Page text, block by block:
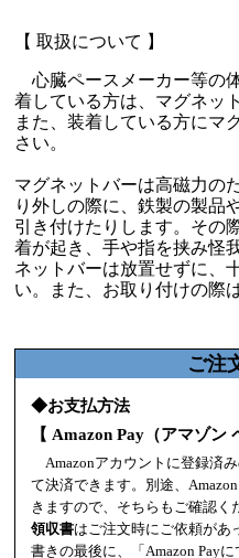
【 取扱について 】
心臓ペースメーカー等の
着している方は、マグネッ
また、装着している方にマ
さい。
マグネットバーは高磁力の
り外しの際に、鉄製の製品
引き付けたりします。その
着が起き、手や指を挟み怪
ネットバーは放置せずに、
い。また、お取り付けの際
ご注
◆お支払方法
【 Amazon Pay（アマゾン
Amazonアカウントに登録済
て決済できます。別途、
きますので、そちらもご確認く
領収書はご注文時にご依頼があ
書きの最後に、「Amazon Pay